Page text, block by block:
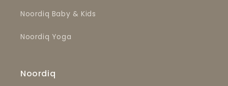
Noordiq Baby & Kids
Noordiq Yoga
Noordiq